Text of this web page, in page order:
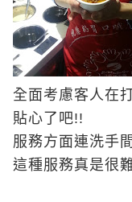
全面考慮客人在
貼心了吧!!
服務方面連洗手
這種服務真是很